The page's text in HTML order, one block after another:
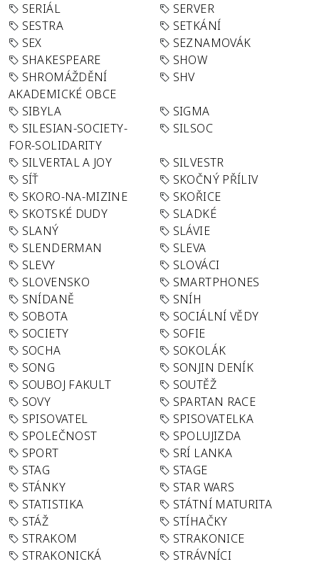
SERIÁL
SERVER
SESTRA
SETKÁNÍ
SEX
SEZNAMOVÁK
SHAKESPEARE
SHOW
SHROMÁŽDĚNÍ
AKADEMICKÉ OBCE
SHV
SIBYLA
SIGMA
SILESIAN-SOCIETY-
FOR-SOLIDARITY
SILSOC
SILVERTAL A JOY
SILVESTR
SÍŤ
SKOČNÝ PŘÍLIV
SKORO-NA-MIZINE
SKOŘICE
SKOTSKÉ DUDY
SLADKÉ
SLANÝ
SLÁVIE
SLENDERMAN
SLEVA
SLEVY
SLOVÁCI
SLOVENSKO
SMARTPHONES
SNÍDANĚ
SNÍH
SOBOTA
SOCIÁLNÍ VĚDY
SOCIETY
SOFIE
SOCHA
SOKOLÁK
SONG
SONJIN DENÍK
SOUBOJ FAKULT
SOUTĚŽ
SOVY
SPARTAN RACE
SPISOVATEL
SPISOVATELKA
SPOLEČNOST
SPOLUJIZDA
SPORT
SRÍ LANKA
STAG
STAGE
STÁNKY
STAR WARS
STATISTIKA
STÁTNÍ MATURITA
STÁŽ
STÍHAČKY
STRAKOM
STRAKONICE
STRAKONICKÁ
STRÁVNÍCI